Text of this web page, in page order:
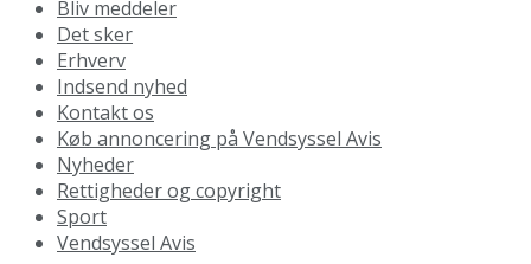
Bliv meddeler
Det sker
Erhverv
Indsend nyhed
Kontakt os
Køb annoncering på Vendsyssel Avis
Nyheder
Rettigheder og copyright
Sport
Vendsyssel Avis